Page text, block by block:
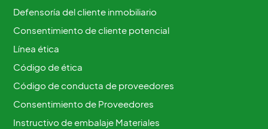
Defensoría del cliente inmobiliario
Consentimiento de cliente potencial
Línea ética
Código de ética
Código de conducta de proveedores
Consentimiento de Proveedores
Instructivo de embalaje Materiales